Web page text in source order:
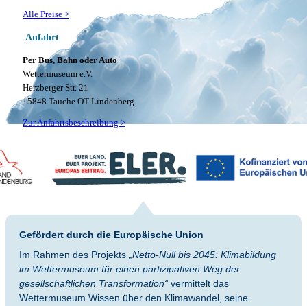
Alle Preise >
Anfahrt
Per Bus, Bahn oder Auto
Wettermuseum e.V.
Herzberger Str. 21
15848 Tauche OT Lindenberg
Zur Anfahrtsbeschreibung >
Gefördert durch die Europäische Union
Im Rahmen des Projekts „Netto-Null bis 2045: Klimabildung
im Wettermuseum für einen partizipativen Weg der
gesellschaftlichen Transformation“ vermittelt das
Wettermuseum Wissen über den Klimawandel, seine